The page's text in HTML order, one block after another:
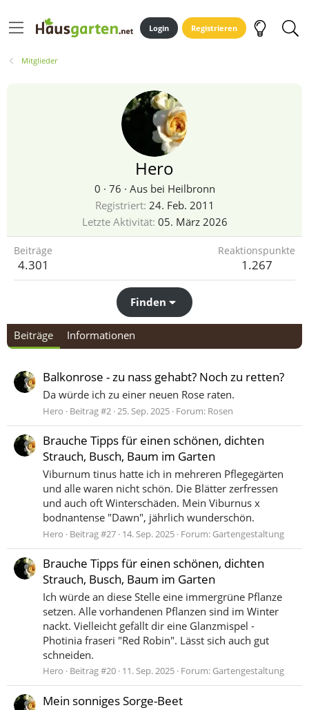
Login Registrieren
Mitglieder
Hero
0 · 76 · Aus bei Heilbronn
Registriert 24. Feb. 2011
Letzte Aktivität 05. März 2026
Beiträge
4.301
Reaktionspunkte
1.267
Finden
Beiträge Informationen
Balkonrose - zu nass gehabt? Noch zu retten?
Da würde ich zu einer neuen Rose raten.
Hero Beitrag #2 25. Sep. 2025 Forum: Rosen
Brauche Tipps für einen schönen, dichten
Strauch, Busch, Baum im Garten
Viburnum tinus hatte ich in mehreren Pflegegärten
und alle waren nicht schön. Die Blätter zerfressen
und auch oft Winterschäden. Mein Viburnus x
bodnantense "Dawn", jährlich wunderschön.
Hero Beitrag #27 14. Sep. 2025 Forum: Gartengestaltung
Brauche Tipps für einen schönen, dichten
Strauch, Busch, Baum im Garten
Ich würde an diese Stelle eine immergrüne Pflanze
setzen. Alle vorhandenen Pflanzen sind im Winter
nackt. Vielleicht gefällt dir eine Glanzmispel -
Photinia fraseri "Red Robin". Lässt sich auch gut
schneiden.
Hero Beitrag #20 11. Sep. 2025 Forum: Gartengestaltung
Mein sonniges Sorge-Beet